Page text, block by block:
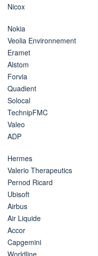
Nicox
Nokia
Veolia Environnement
Eramet
Alstom
Forvia
Quadient
Solocal
TechnipFMC
Valeo
ADP
Hermes
Valerio Therapeutics
Pernod Ricard
Ubisoft
Airbus
Air Liquide
Accor
Capgemini
Worldline